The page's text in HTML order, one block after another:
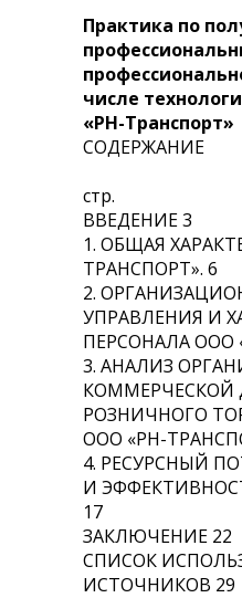
Практика по
числе
«РН-Транспорт»
СОДЕРЖАНИЕ
стр.
ВВЕДЕНИЕ 3
1. ОБЩАЯ
ТРАНСПОРТ». 6
2.
УПРАВЛЕНИЯ И
ПЕРСОНАЛА ООО
3. АНАЛИЗ
КОММЕРЧЕСКОЙ
РОЗНИЧНОГО
ООО «РН-
4. РЕСУРСНЫЙ
И
17
ЗАКЛЮЧЕНИЕ 22
СПИСОК
ИСТОЧНИКОВ 29